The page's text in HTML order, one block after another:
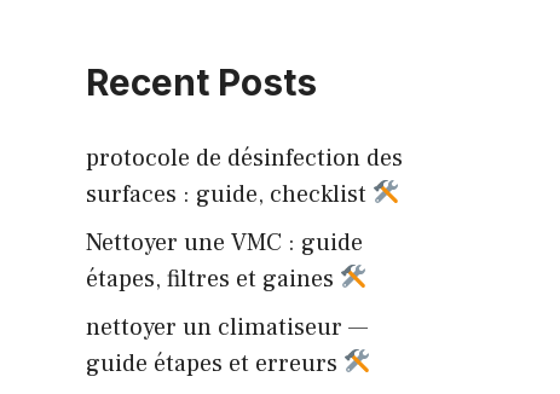
Recent Posts
protocole de désinfection des
surfaces : guide, checklist
Nettoyer une VMC : guide
étapes, filtres et gaines
nettoyer un climatiseur —
guide étapes et erreurs